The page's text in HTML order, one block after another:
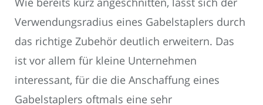
Verwendungsradius eines Gabelstaplers durch
das richtige Zubehör deutlich erweitern. Das
ist vor allem für kleine Unternehmen
interessant, für die die Anschaffung eines
Gabelstaplers oftmals eine sehr